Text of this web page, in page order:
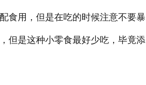
食用，但是在吃的时候注意不要暴
但是这种小零食最好少吃，毕竟添